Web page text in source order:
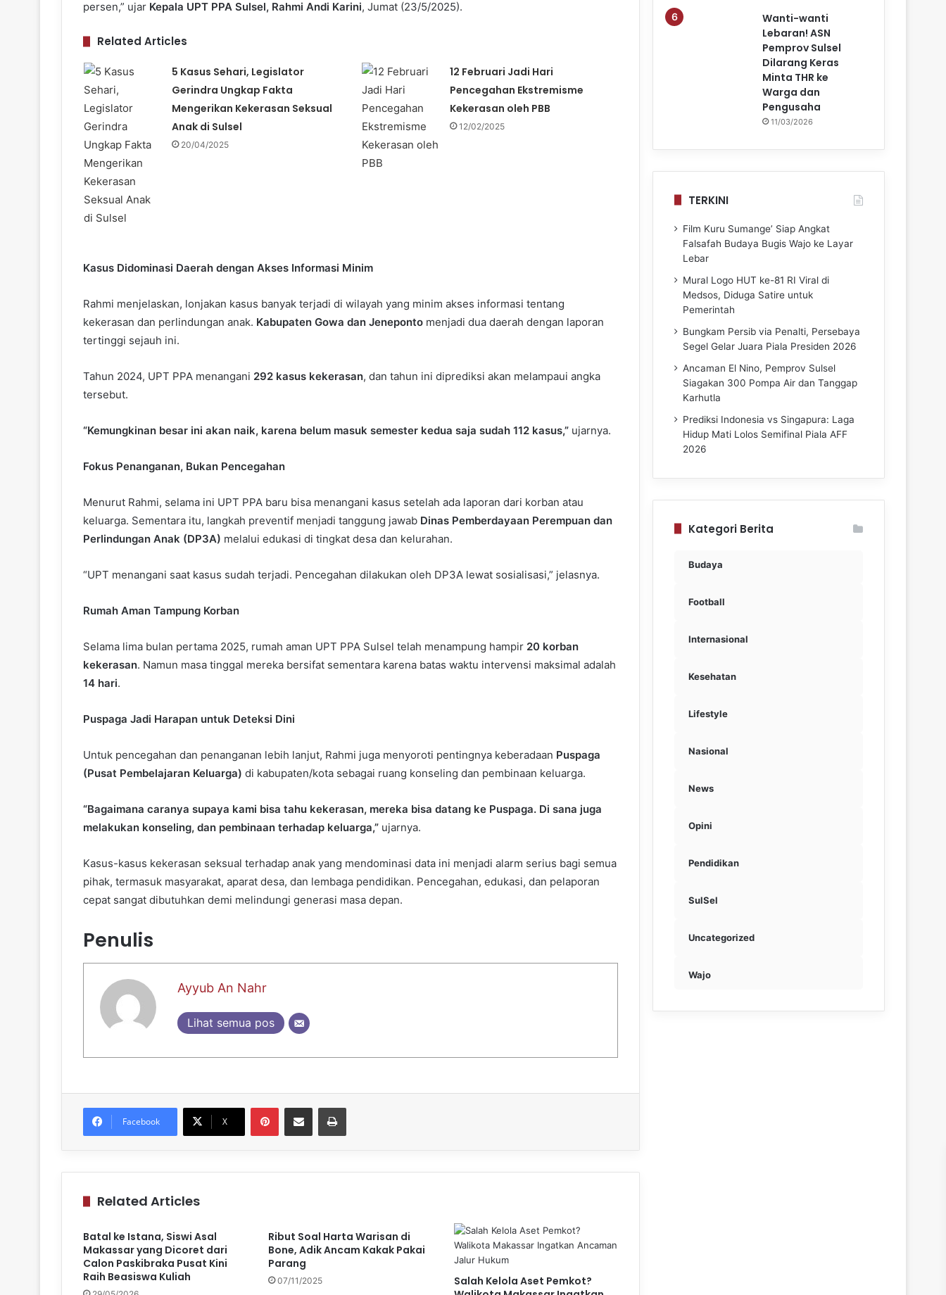
persen,” ujar Kepala UPT PPA Sulsel, Rahmi Andi Karini, Jumat (23/5/2025).
Related Articles
5 Kasus Sehari, Legislator
Gerindra Ungkap Fakta
Mengerikan Kekerasan Seksual
Anak di Sulsel
20/04/2025
12 Februari Jadi Hari
Pencegahan Ekstremisme
Kekerasan oleh PBB
12/02/2025
Kasus Didominasi Daerah dengan Akses Informasi Minim
Rahmi menjelaskan, lonjakan kasus banyak terjadi di wilayah yang minim akses informasi tentang
kekerasan dan perlindungan anak. Kabupaten Gowa dan Jeneponto menjadi dua daerah dengan laporan
tertinggi sejauh ini.
Tahun 2024, UPT PPA menangani 292 kasus kekerasan, dan tahun ini diprediksi akan melampaui angka
tersebut.
“Kemungkinan besar ini akan naik, karena belum masuk semester kedua saja sudah 112 kasus,” ujarnya.
Fokus Penanganan, Bukan Pencegahan
Menurut Rahmi, selama ini UPT PPA baru bisa menangani kasus setelah ada laporan dari korban atau
keluarga. Sementara itu, langkah preventif menjadi tanggung jawab Dinas Pemberdayaan Perempuan dan
Perlindungan Anak (DP3A) melalui edukasi di tingkat desa dan kelurahan.
“UPT menangani saat kasus sudah terjadi. Pencegahan dilakukan oleh DP3A lewat sosialisasi,” jelasnya.
Rumah Aman Tampung Korban
Selama lima bulan pertama 2025, rumah aman UPT PPA Sulsel telah menampung hampir 20 korban
kekerasan. Namun masa tinggal mereka bersifat sementara karena batas waktu intervensi maksimal adalah
14 hari.
Puspaga Jadi Harapan untuk Deteksi Dini
Untuk pencegahan dan penanganan lebih lanjut, Rahmi juga menyoroti pentingnya keberadaan Puspaga
(Pusat Pembelajaran Keluarga) di kabupaten/kota sebagai ruang konseling dan pembinaan keluarga.
“Bagaimana caranya supaya kami bisa tahu kekerasan, mereka bisa datang ke Puspaga. Di sana juga
melakukan konseling, dan pembinaan terhadap keluarga,” ujarnya.
Kasus-kasus kekerasan seksual terhadap anak yang mendominasi data ini menjadi alarm serius bagi semua
pihak, termasuk masyarakat, aparat desa, dan lembaga pendidikan. Pencegahan, edukasi, dan pelaporan
cepat sangat dibutuhkan demi melindungi generasi masa depan.
Penulis
Ayyub An Nahr
Lihat semua pos
Facebook X
PinterestShare via Email Print
Related Articles
Batal ke Istana, Siswi Asal
Makassar yang Dicoret dari
Calon Paskibraka Pusat Kini
Raih Beasiswa Kuliah
Ribut Soal Harta Warisan di
Bone, Adik Ancam Kakak Pakai
Parang
07/11/2025
Salah Kelola Aset Pemkot?
Wanti-wanti
Lebaran! ASN
Pemprov Sulsel
Dilarang Keras
Minta THR ke
Warga dan
Pengusaha
11/03/2026
TERKINI
Film Kuru Sumange’ Siap Angkat
Falsafah Budaya Bugis Wajo ke Layar
Lebar
Mural Logo HUT ke-81 RI Viral di
Medsos, Diduga Satire untuk
Pemerintah
Bungkam Persib via Penalti, Persebaya
Segel Gelar Juara Piala Presiden 2026
Ancaman El Nino, Pemprov Sulsel
Siagakan 300 Pompa Air dan Tanggap
Karhutla
Prediksi Indonesia vs Singapura: Laga
Hidup Mati Lolos Semifinal Piala AFF
2026
Kategori Berita
Budaya
Football
Internasional
Kesehatan
Lifestyle
Nasional
News
Opini
Pendidikan
SulSel
Uncategorized
Wajo